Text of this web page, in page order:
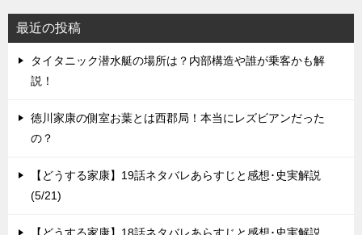
最近の投稿
タイタニック潜水艇の場所は？内部構造や誰が乗客かも解
説！
徳川家康の側室お葉とは西郡局！本当にレズビアンだった
の？
【どうする家康】19話ネタバレあらすじと感想･史実解説
(5/21)